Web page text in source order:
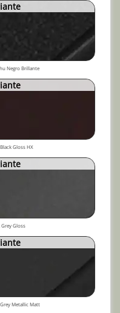
Negro Brillante
Gloss HX
Gloss
Metallic Matt